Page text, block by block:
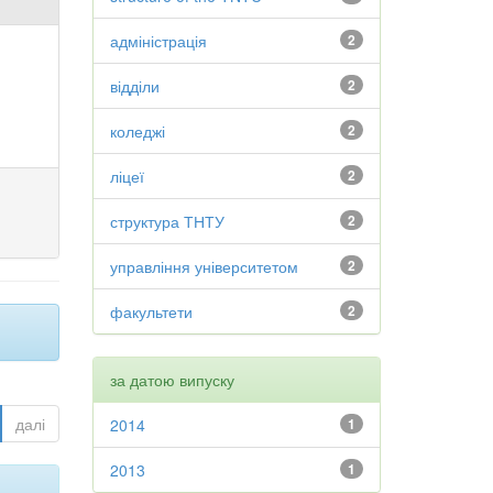
далі
2
адміністрація
2
відділи
2
коледжі
2
ліцеї
2
структура ТНТУ
2
управління університетом
2
факультети
за датою випуску
1
2014
1
2013